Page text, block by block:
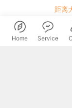
距离
全方位、零距
Home Service